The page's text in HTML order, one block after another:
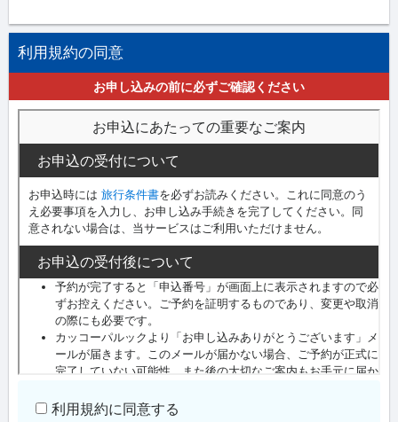
利用規約の同意
お申し込みの前に必ずご確認ください
利用規約に同意する